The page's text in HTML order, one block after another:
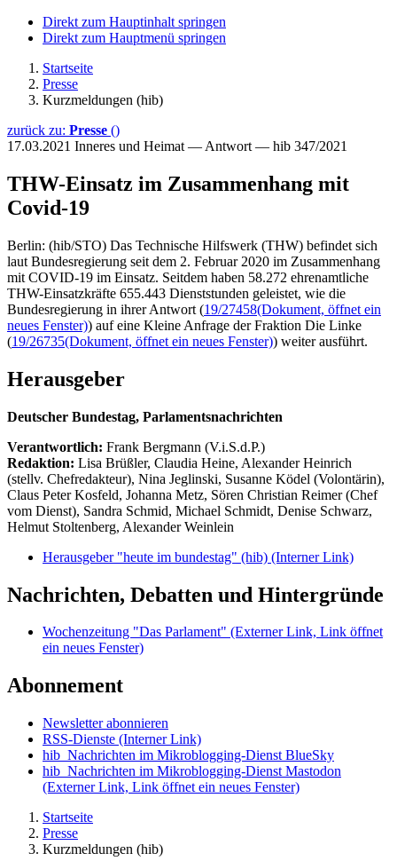
Direkt zum Hauptinhalt springen
Direkt zum Hauptmenü springen
Startseite
Presse
Kurzmeldungen (hib)
zurück zu: Presse ()
17.03.2021 Inneres und Heimat — Antwort — hib 347/2021
THW-Einsatz im Zusammenhang mit
Covid-19
Berlin: (hib/STO) Das Technische Hilfswerk (THW) befindet sich
laut Bundesregierung seit dem 2. Februar 2020 im Zusammenhang
mit COVID-19 im Einsatz. Seitdem haben 58.272 ehrenamtliche
THW-Einsatzkräfte 655.443 Dienststunden geleistet, wie die
Bundesregierung in ihrer Antwort (19/27458(Dokument, öffnet ein
neues Fenster)) auf eine Kleine Anfrage der Fraktion Die Linke
(19/26735(Dokument, öffnet ein neues Fenster)) weiter ausführt.
Herausgeber
Deutscher Bundestag, Parlamentsnachrichten
Verantwortlich: Frank Bergmann (V.i.S.d.P.)
Redaktion: Lisa Brüßler, Claudia Heine, Alexander Heinrich
(stellv. Chefredakteur), Nina Jeglinski, Susanne Ködel (Volontärin),
Claus Peter Kosfeld, Johanna Metz, Sören Christian Reimer (Chef
vom Dienst), Sandra Schmid, Michael Schmidt, Denise Schwarz,
Helmut Stoltenberg, Alexander Weinlein
Herausgeber "heute im bundestag" (hib) (Interner Link)
Nachrichten, Debatten und Hintergründe
Wochenzeitung "Das Parlament" (Externer Link, Link öffnet
ein neues Fenster)
Abonnement
Newsletter abonnieren
RSS-Dienste (Interner Link)
hib_Nachrichten im Mikroblogging-Dienst BlueSky
hib_Nachrichten im Mikroblogging-Dienst Mastodon
(Externer Link, Link öffnet ein neues Fenster)
Startseite
Presse
Kurzmeldungen (hib)